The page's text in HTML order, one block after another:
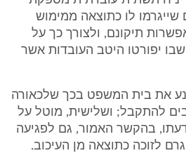
שייגרמו לו כתוצאה ממימוש
תיקונם, ולצורך כך על
יפורטו היטב העובדות אשר
את בית המשפט בכך שלכאורה
להתקבל; ושלישית, מוטל על
בהקשר האמור, גם לפגיעה
לזוכה כתוצאה מן העיכוב.